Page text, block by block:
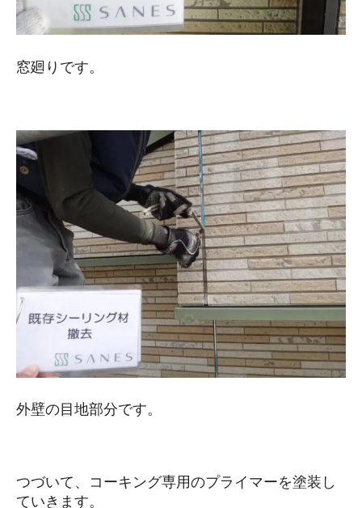
窓廻りです。
外壁の目地部分です。
つづいて、コーキング専用のプライマーを塗装し
ていきます。